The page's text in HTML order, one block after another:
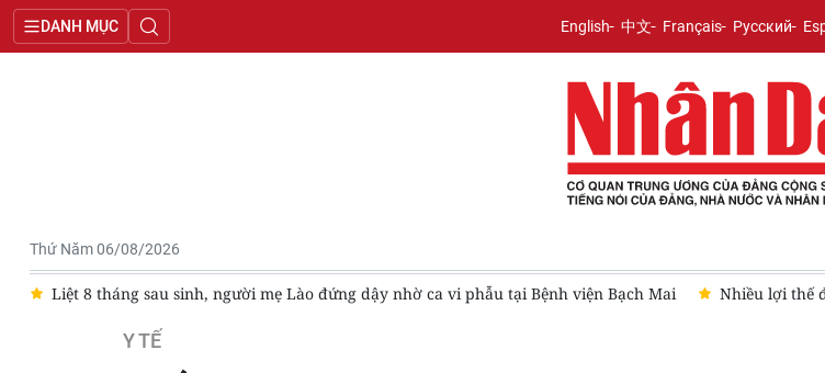
DANH MỤC English 中文 Français Русский
Thứ Năm 06/08/2026
Liệt 8 tháng sau sinh, người mẹ Lào đứng dậy nhờ ca vi phẫu tại Bệnh viện Bạch Mai Nhiều lợi thế
Y TẾ